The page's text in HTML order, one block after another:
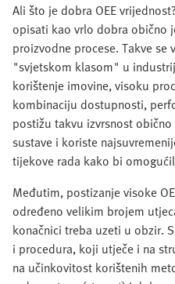
Ali što je dobra OEE
opisati kao vrlo dobra obično
proizvodne procese. Takve
"svjetskom klasom" u
korištenje imovine, visoku
kombinaciju dostupnosti,
postižu takvu izvrsnost
sustave i koriste
tijekove rada kako bi
Međutim, postizanje visoke
određeno velikim brojem
konačnici treba uzeti u obzir.
i procedura, koji utječe i na
na učinkovitost korištenih